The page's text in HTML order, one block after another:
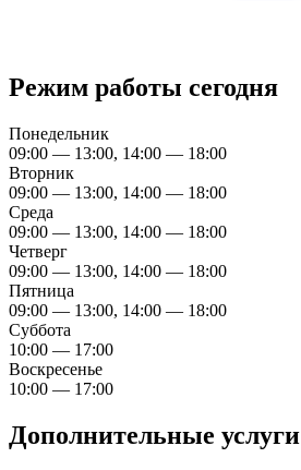
Режим работы сегодня
Понедельник
09:00 — 13:00, 14:00 — 18:00
Вторник
09:00 — 13:00, 14:00 — 18:00
Среда
09:00 — 13:00, 14:00 — 18:00
Четверг
09:00 — 13:00, 14:00 — 18:00
Пятница
09:00 — 13:00, 14:00 — 18:00
Суббота
10:00 — 17:00
Воскресенье
10:00 — 17:00
Дополнительные услуги